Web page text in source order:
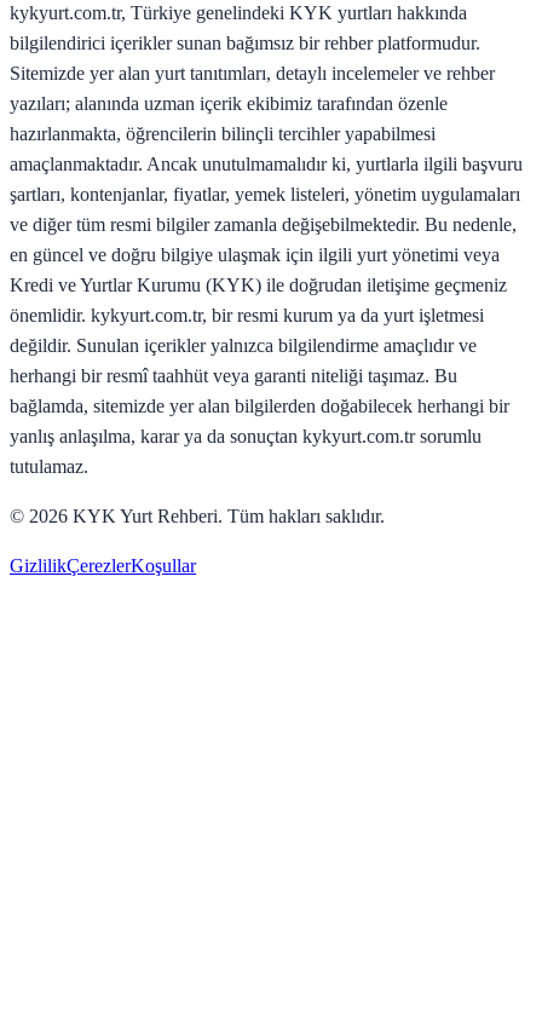
kykyurt.com.tr, Türkiye genelindeki KYK yurtları hakkında
bilgilendirici içerikler sunan bağımsız bir rehber platformudur.
Sitemizde yer alan yurt tanıtımları, detaylı incelemeler ve rehber
yazıları; alanında uzman içerik ekibimiz tarafından özenle
hazırlanmakta, öğrencilerin bilinçli tercihler yapabilmesi
amaçlanmaktadır. Ancak unutulmamalıdır ki, yurtlarla ilgili başvuru
şartları, kontenjanlar, fiyatlar, yemek listeleri, yönetim uygulamaları
ve diğer tüm resmi bilgiler zamanla değişebilmektedir. Bu nedenle,
en güncel ve doğru bilgiye ulaşmak için ilgili yurt yönetimi veya
Kredi ve Yurtlar Kurumu (KYK) ile doğrudan iletişime geçmeniz
önemlidir. kykyurt.com.tr, bir resmi kurum ya da yurt işletmesi
değildir. Sunulan içerikler yalnızca bilgilendirme amaçlıdır ve
herhangi bir resmî taahhüt veya garanti niteliği taşımaz. Bu
bağlamda, sitemizde yer alan bilgilerden doğabilecek herhangi bir
yanlış anlaşılma, karar ya da sonuçtan kykyurt.com.tr sorumlu
tutulamaz.
© 2026 KYK Yurt Rehberi. Tüm hakları saklıdır.
GizlilikÇerezlerKoşullar